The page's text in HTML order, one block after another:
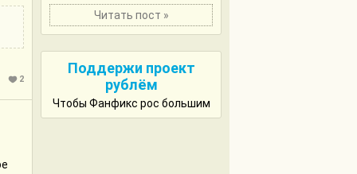
2
Читать пост »
Поддержи проект
рублём
Чтобы Фанфикс рос большим